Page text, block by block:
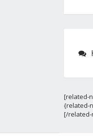
[related-
{related-
[/related-